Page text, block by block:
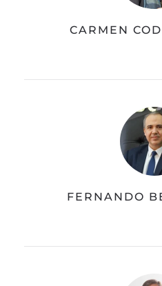
CARMEN
FERNANDO